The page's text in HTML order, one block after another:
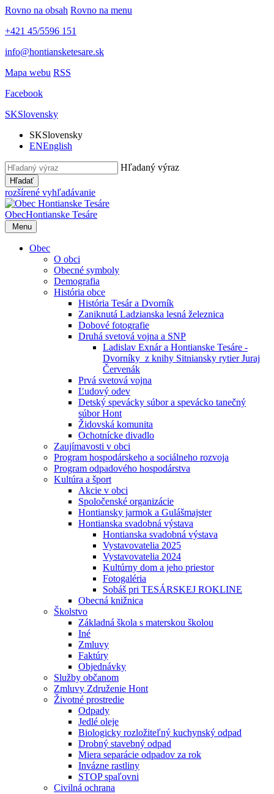
Rovno na obsah Rovno na menu
+421 45/5596 151
info@hontiansketesare.sk
Mapa webu RSS
Facebook
SKSlovensky
SKSlovensky
ENEnglish
Hľadaný výraz
Hľadať
rozšírené vyhľadávanie
ObecHontianske Tesáre
Menu
Obec
O obci
Obecné symboly
Demografia
História obce
História Tesár a Dvorník
Zaniknutá Ladzianska lesná železnica
Dobové fotografie
Druhá svetová vojna a SNP
Ladislav Exnár a Hontianske Tesáre -
Dvorníky z knihy Sitniansky rytier Juraj
Červenák
Prvá svetová vojna
Ľudový odev
Detský spevácky súbor a spevácko tanečný
súbor Hont
Židovská komunita
Ochotnícke divadlo
Zaujímavosti v obci
Program hospodárskeho a sociálneho rozvoja
Program odpadového hospodárstva
Kultúra a šport
Akcie v obci
Spoločenské organizácie
Hontiansky jarmok a Gulášmajster
Hontianska svadobná výstava
Hontianska svadobná výstava
Vystavovatelia 2025
Vystavovatelia 2024
Kultúrny dom a jeho priestor
Fotogaléria
Sobáš pri TESÁRSKEJ ROKLINE
Obecná knižnica
Školstvo
Základná škola s materskou školou
Iné
Zmluvy
Faktúry
Objednávky
Služby občanom
Zmluvy Združenie Hont
Životné prostredie
Odpady
Jedlé oleje
Biologicky rozložiteľný kuchynský odpad
Drobný stavebný odpad
Miera separácie odpadov za rok
Invázne rastliny
STOP spaľovni
Civilná ochrana